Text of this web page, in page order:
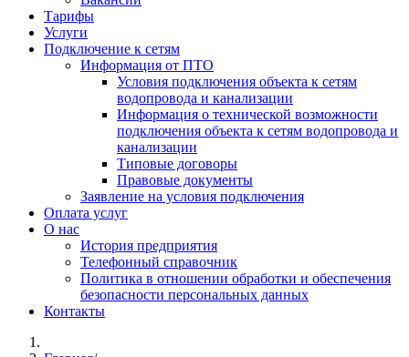
Тарифы
Услуги
Подключение к сетям
Информация от ПТО
Условия подключения объекта к сетям
водопровода и канализации
Информация о технической возможности
подключения объекта к сетям водопровода и
канализации
Типовые договоры
Правовые документы
Заявление на условия подключения
Оплата услуг
О нас
История предприятия
Телефонный справочник
Политика в отношении обработки и обеспечения
безопасности персональных данных
Контакты